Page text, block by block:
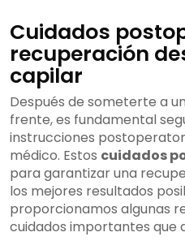
Cuidados
recuperación
capilar
Después de someterte a
frente, es fundamental
instrucciones
médico. Estos cuidados
para garantizar una
los mejores resultados
proporcionamos algunas
cuidados importantes que